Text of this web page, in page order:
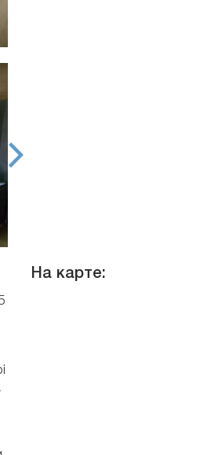
next
На карте: